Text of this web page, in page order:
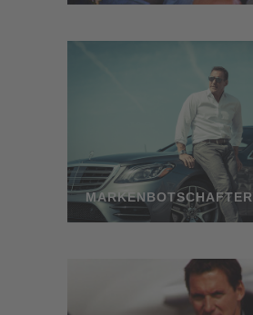
MARKENBOTSCHAFTER